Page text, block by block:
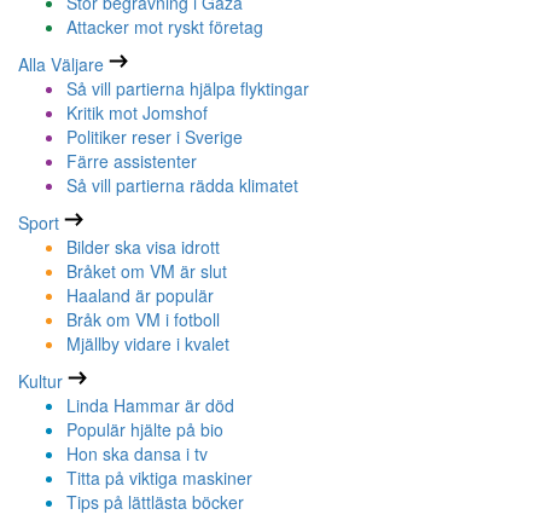
Attacker mot ryskt företag
Alla Väljare
Så vill partierna hjälpa flyktingar
Kritik mot Jomshof
Politiker reser i Sverige
Färre assistenter
Så vill partierna rädda klimatet
Sport
Bilder ska visa idrott
Bråket om VM är slut
Haaland är populär
Bråk om VM i fotboll
Mjällby vidare i kvalet
Kultur
Linda Hammar är död
Populär hjälte på bio
Hon ska dansa i tv
Titta på viktiga maskiner
Tips på lättlästa böcker